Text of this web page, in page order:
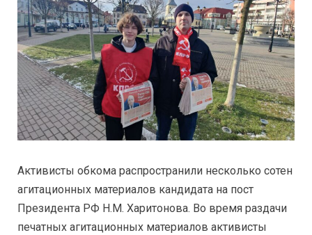
Активисты обкома распространили несколько сотен
агитационных материалов кандидата на пост
Президента РФ Н.М. Харитонова. Во время раздачи
печатных агитационных материалов активисты